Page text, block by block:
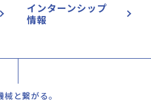
インターンシップ
情報
械と繋がる。